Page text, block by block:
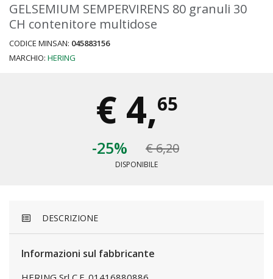
GELSEMIUM SEMPERVIRENS 80 granuli 30
CH contenitore multidose
CODICE MINSAN: 045883156
MARCHIO: HERING
€ 4,65
-25% € 6,20
DISPONIBILE
DESCRIZIONE
Informazioni sul fabbricante